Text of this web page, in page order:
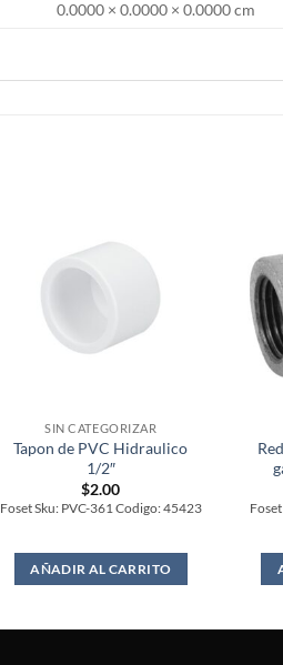
0.0000 × 0.0000 × 0.0000 cm
SIN CATEGORIZAR
Tapon de PVC Hidraulico
1/2″
$2.00
Foset Sku: PVC-361 Codigo: 45423
AÑADIR AL CARRITO